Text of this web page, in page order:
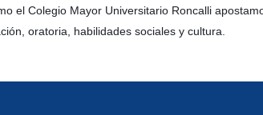
el Colegio Mayor Universitario Roncalli
oratoria, habilidades sociales y cultura.